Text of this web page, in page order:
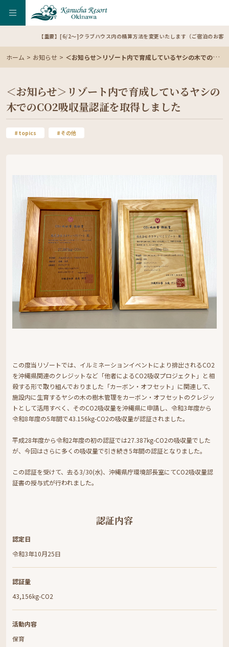
【重要】[6/2～]クラブハウス内の精算方法を変更いたします（ご宿泊のお客様）
ホーム お知らせ ＜お知らせ＞リゾート内で育成しているヤシの木でのCO2吸収量認証を取得しました
＜お知らせ＞リゾート内で育成しているヤシの
木でのCO2吸収量認証を取得しました
topics その他
この度当リゾートでは、イルミネーションイベントにより排出されるCO2
を沖縄県関連のクレジットなど「他者によるCO2吸収プロジェクト」と相
殺する形で取り組んでおりました「カーボン・オフセット」に関連して、
施設内に生育するヤシの木の樹木管理をカーボン・オフセットのクレジッ
トとして活用すべく、そのCO2吸収量を沖縄県に申請し、令和3年度から
令和8年度の5年間で43.156kg-CO2の吸収量が認証されました。
平成28年度から令和2年度の初の認証では27.387kg-CO2の吸収量でした
が、今回はさらに多くの吸収量で引き続き5年間の認証となりました。
この認証を受けて、去る3/30(水)、沖縄県庁環境部長室にてCO2吸収量認
証書の授与式が行われました。
認証内容
認定日
令和3年10月25日
認証量
43,156kg-CO2
活動内容
保育